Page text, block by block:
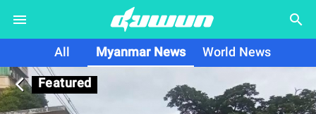
search
All Myanmar News
World News
Featured
arrow_back_ios